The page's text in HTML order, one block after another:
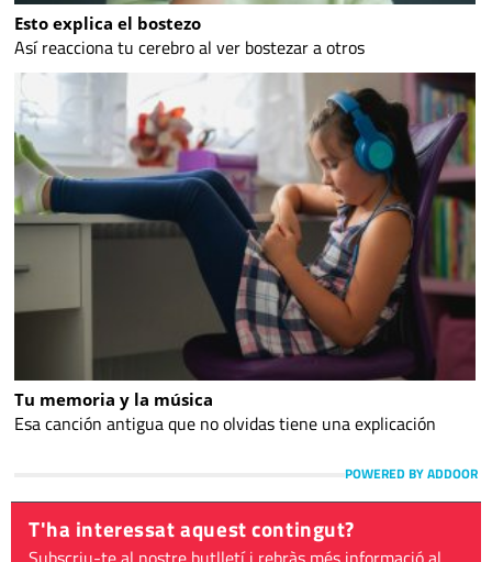
Esto explica el bostezo
Así reacciona tu cerebro al ver bostezar a otros
Tu memoria y la música
Esa canción antigua que no olvidas tiene una explicación
POWERED BY ADDOOR
T'ha interessat aquest contingut?